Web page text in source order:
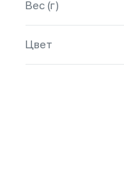
Вес (г)
Цвет